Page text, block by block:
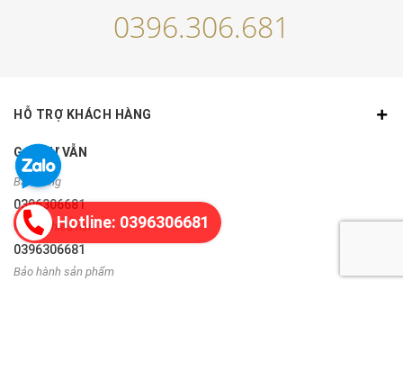
0396.306.681
HỖ TRỢ KHÁCH HÀNG
GỌI TƯ VẪN
Bán hàng
0396306681
Góp ý, khiếu nại
0396306681
Bảo hành sản phẩm
Hotline: 0396306681